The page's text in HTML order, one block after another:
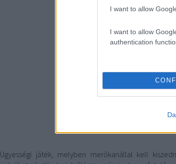
I want to allow
I want to allow
authentication
Ügyességi játék, melyben merőkanállal kell